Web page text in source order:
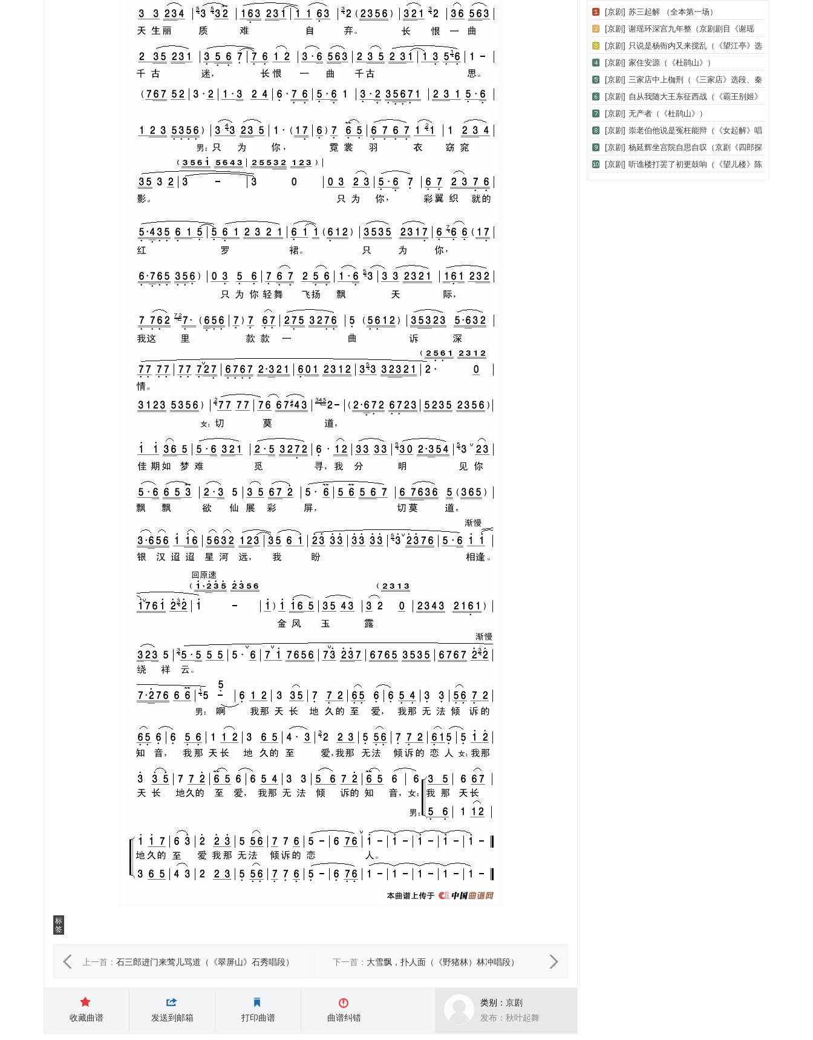
标
签
上一首： 石三郎进门来莺儿骂道（《翠屏山》石秀唱段） 下一首： 大雪飘，扑人面（《野猪林）林冲唱段）
收藏曲谱 发送到邮箱 打印曲谱 曲谱纠错
类别： 京剧
发布：秋叶起舞
[京剧] 苏三起解 （全本第一场）
[京剧] 谢瑶环深宫九年整（京剧剧目《谢瑶
环》杜近芳演唱）
[京剧] 只说是杨衙内又来搅乱（《望江亭》选
段、谭记儿唱段）
[京剧] 家住安源（《杜鹃山》）
[京剧] 三家店中上枷刑（《三家店》选段、秦
琼唱段）
[京剧] 自从我随大王东征西战（《霸王别姬》
选段、琴谱）
[京剧] 无产者（《杜鹃山》）
[京剧] 崇老伯他说是冤枉能辩（《女起解》唱
段、琴谱）（恒流星制谱版）
[京剧] 杨延辉坐宫院自思自叹（京剧《四郎探
母·坐宫》杨延辉唱）
[京剧] 听谯楼打罢了初更鼓响（《望儿楼》陈